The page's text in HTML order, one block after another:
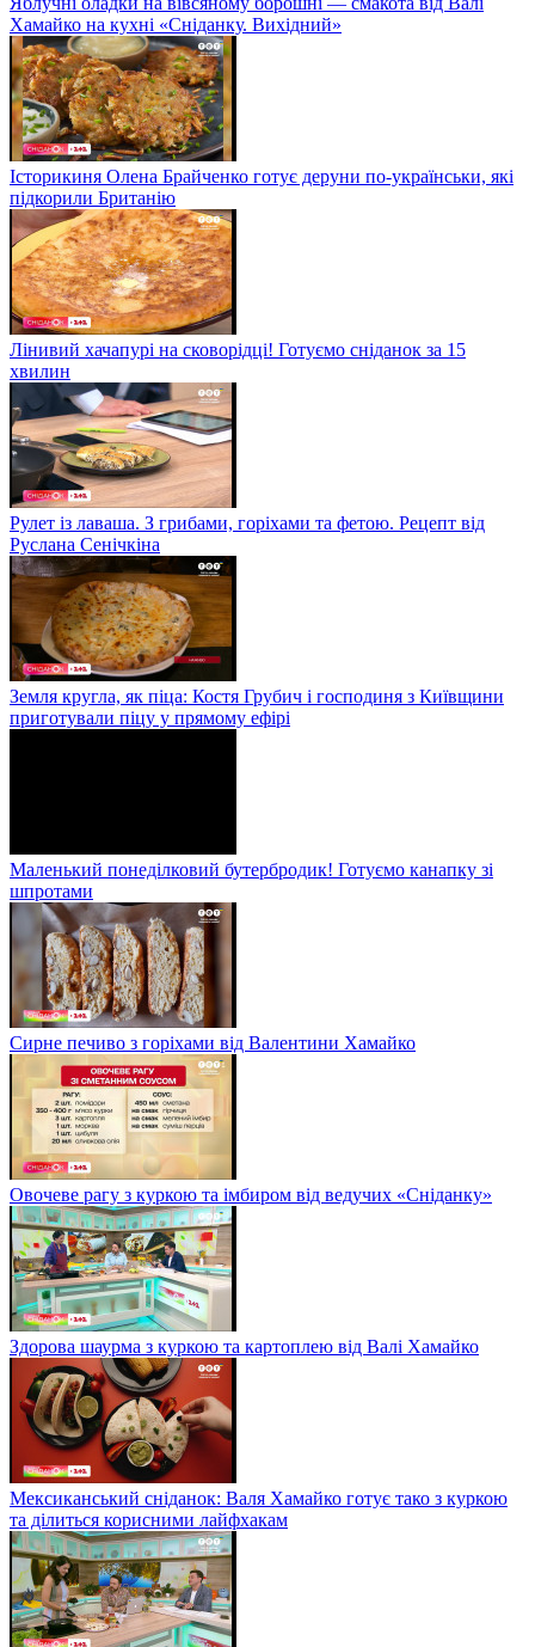
Хамайко на кухні «Сніданку. Вихідний»
Історикиня Олена Брайченко готує деруни по-українськи, які
підкорили Британію
Лінивий хачапурі на сковорідці! Готуємо сніданок за 15
хвилин
Рулет із лаваша. З грибами, горіхами та фетою. Рецепт від
Руслана Сенічкіна
Земля кругла, як піца: Костя Грубич і господиня з Київщини
приготували піцу у прямому ефірі
Маленький понеділковий бутербродик! Готуємо канапку зі
шпротами
Сирне печиво з горіхами від Валентини Хамайко
Овочеве рагу з куркою та імбиром від ведучих «Сніданку»
Здорова шаурма з куркою та картоплею від Валі Хамайко
Мексиканський сніданок: Валя Хамайко готує тако з куркою
та ділиться корисними лайфхакам